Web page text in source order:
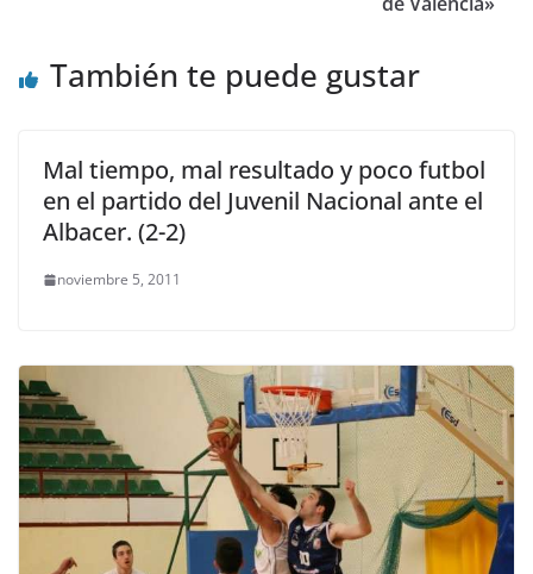
También te puede gustar
Mal tiempo, mal resultado y poco futbol
en el partido del Juvenil Nacional ante el
Albacer. (2-2)
noviembre 5, 2011